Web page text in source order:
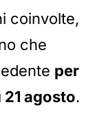
coinvolte,
che
per
agosto.